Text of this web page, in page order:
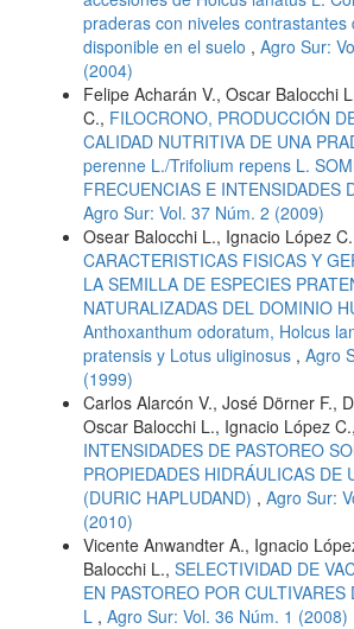
praderas con niveles contrastantes
disponible en el suelo , Agro Sur:
(2004)
Felipe Acharán V., Oscar Balocchi
C., FILOCRONO, PRODUCCIÓN
CALIDAD NUTRITIVA DE UNA
perenne L./Trifolium repens L.
FRECUENCIAS E INTENSIDADES
Agro Sur: Vol. 37 Núm. 2 (2009)
Osear Balocchi L., Ignacio López
CARACTERISTICAS FISICAS Y
LA SEMILLA DE ESPECIES
NATURALIZADAS DEL DOMINIO
Anthoxanthum odoratum, Holcus
pratensis y Lotus uliginosus , Agro
(1999)
Carlos Alarcón V., José Dörner F.,
Oscar Balocchi L., Ignacio López C.,
INTENSIDADES DE PASTOREO
PROPIEDADES HIDRÁULICAS DE
(DURIC HAPLUDAND) , Agro Sur:
(2010)
Vicente Anwandter A., Ignacio
Balocchi L., SELECTIVIDAD DE
EN PASTOREO POR
L , Agro Sur: Vol. 36 Núm. 1 (2008)